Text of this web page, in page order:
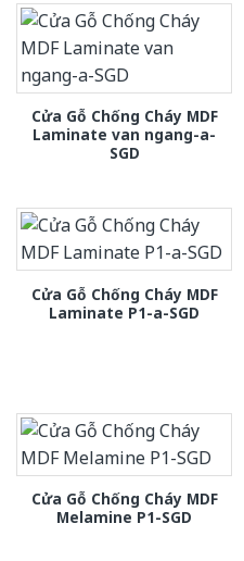
Cửa Gỗ Chống Cháy MDF
Laminate van ngang-a-
SGD
Cửa Gỗ Chống Cháy MDF
Laminate P1-a-SGD
Cửa Gỗ Chống Cháy MDF
Melamine P1-SGD